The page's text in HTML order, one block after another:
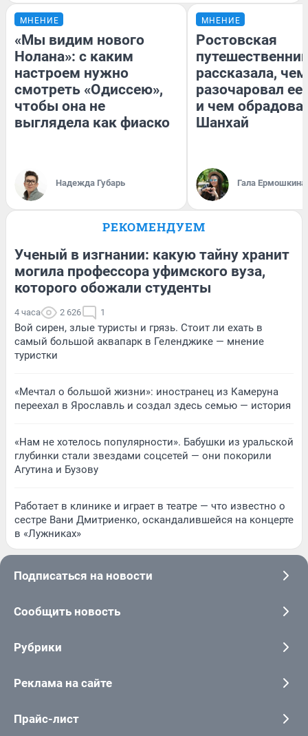
МНЕНИЕ
«Мы видим нового
Нолана»: с каким
настроем нужно
смотреть «Одиссею»,
чтобы она не
выглядела как фиаско
Надежда Губарь
МНЕНИЕ
Ростовская
рассказала, чем
разочаровал
и чем
Шанхай
Гала Ермошкина
РЕКОМЕНДУЕМ
Ученый в изгнании: какую тайну хранит
могила профессора уфимского вуза,
которого обожали студенты
4 часа 2 626 1
Вой сирен, злые туристы и грязь. Стоит ли ехать в
самый большой аквапарк в Геленджике — мнение
туристки
«Мечтал о большой жизни»: иностранец из Камеруна
переехал в Ярославль и создал здесь семью — история
«Нам не хотелось популярности». Бабушки из уральской
глубинки стали звездами соцсетей — они покорили
Агутина и Бузову
Работает в клинике и играет в театре — что известно о
сестре Вани Дмитриенко, оскандалившейся на концерте
в «Лужниках»
Подписаться на новости
Сообщить новость
Рубрики
Реклама на сайте
Прайс-лист